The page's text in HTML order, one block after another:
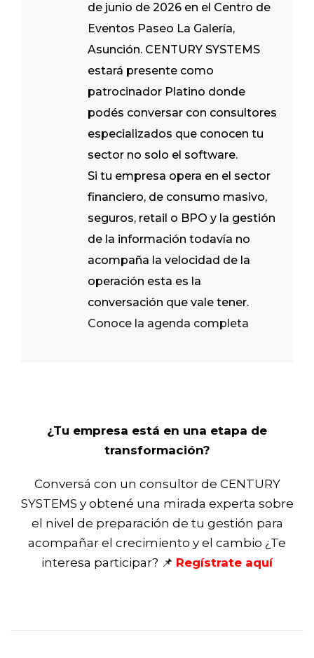
de junio de 2026 en el Centro de
Eventos Paseo La Galería,
Asunción. CENTURY SYSTEMS
estará presente como
patrocinador Platino donde
podés conversar con consultores
especializados que conocen tu
sector no solo el software.
Si tu empresa opera en el sector
financiero, de consumo masivo,
seguros, retail o BPO y la gestión
de la información todavía no
acompaña la velocidad de la
operación esta es la
conversación que vale tener.
Conoce la agenda completa
¿Tu empresa está en una etapa de
transformación?
Conversá con un consultor de CENTURY
SYSTEMS y obtené una mirada experta sobre
el nivel de preparación de tu gestión para
acompañar el crecimiento y el cambio ¿Te
interesa participar? 📌 Regístrate aquí